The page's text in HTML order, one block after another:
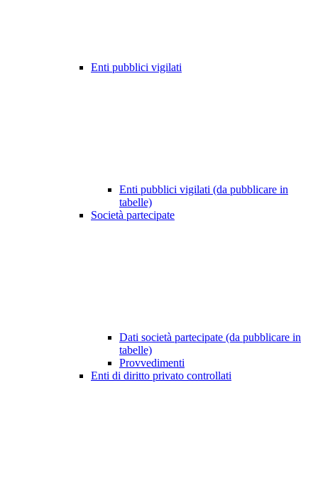
Enti pubblici vigilati
Enti pubblici vigilati (da pubblicare in
tabelle)
Società partecipate
Dati società partecipate (da pubblicare in
tabelle)
Provvedimenti
Enti di diritto privato controllati